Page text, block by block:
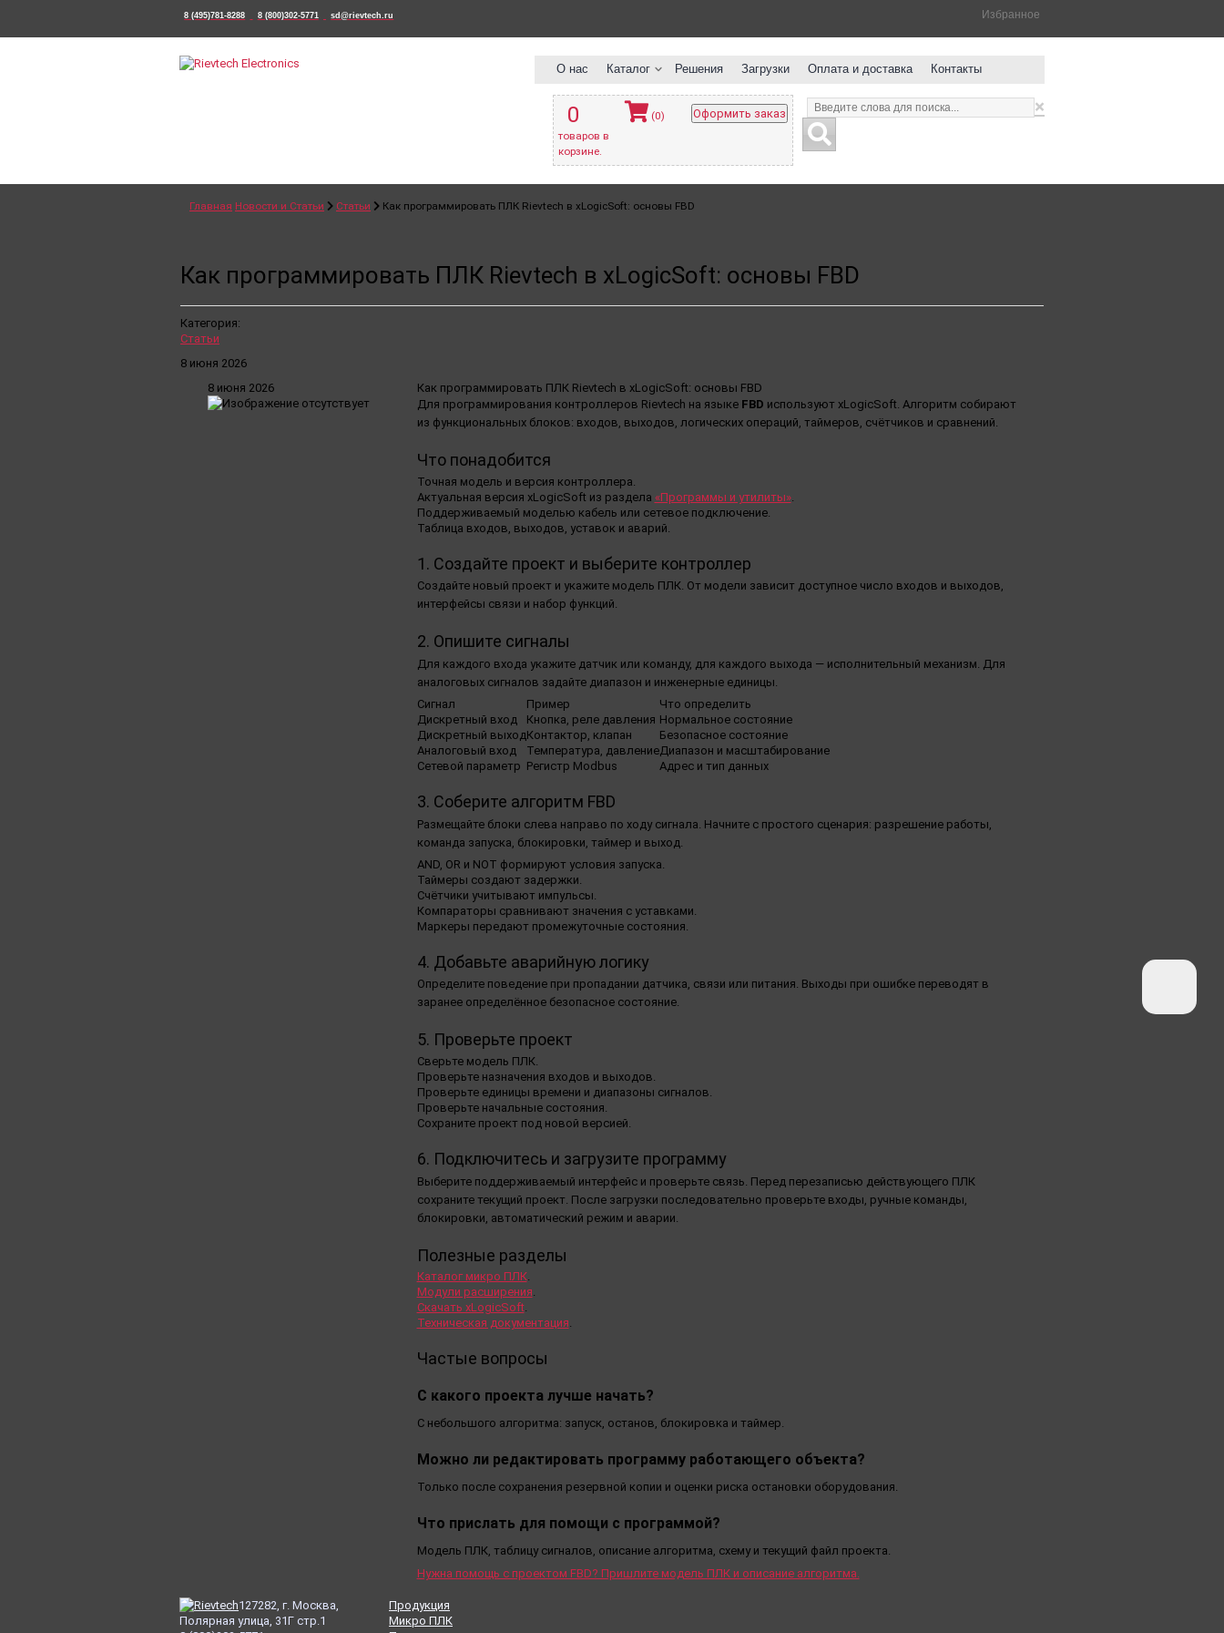
Избранное
8 (495)781-8288 8 (800)302-5771 sd@rievtech.ru
О нас Каталог Решения Загрузки Оплата и доставка Контакты
×
0
товаров в
корзине.
(0) Оформить заказ
Главная Новости и Статьи Статьи Как программировать ПЛК Rievtech в xLogicSoft: основы FBD
Как программировать ПЛК Rievtech в xLogicSoft: основы FBD
Категория:
Статьи
8 июня 2026
8 июня 2026
Как программировать ПЛК Rievtech в xLogicSoft: основы FBD
Для программирования контроллеров Rievtech на языке FBD используют xLogicSoft. Алгоритм собирают
из функциональных блоков: входов, выходов, логических операций, таймеров, счётчиков и сравнений.
Что понадобится
Точная модель и версия контроллера.
Актуальная версия xLogicSoft из раздела «Программы и утилиты».
Поддерживаемый моделью кабель или сетевое подключение.
Таблица входов, выходов, уставок и аварий.
1. Создайте проект и выберите контроллер
Создайте новый проект и укажите модель ПЛК. От модели зависит доступное число входов и выходов,
интерфейсы связи и набор функций.
2. Опишите сигналы
Для каждого входа укажите датчик или команду, для каждого выхода — исполнительный механизм. Для
аналоговых сигналов задайте диапазон и инженерные единицы.
Сигнал
Пример
Что определить
Дискретный вход
Кнопка, реле давления Нормальное состояние
Дискретный выходКонтактор, клапан
Безопасное состояние
Аналоговый вход
Температура, давлениеДиапазон и масштабирование
Сетевой параметр Регистр Modbus Адрес и тип данных
3. Соберите алгоритм FBD
Размещайте блоки слева направо по ходу сигнала. Начните с простого сценария: разрешение работы,
команда запуска, блокировки, таймер и выход.
AND, OR и NOT формируют условия запуска.
Таймеры создают задержки.
Счётчики учитывают импульсы.
Компараторы сравнивают значения с уставками.
Маркеры передают промежуточные состояния.
4. Добавьте аварийную логику
Определите поведение при пропадании датчика, связи или питания. Выходы при ошибке переводят в
заранее определённое безопасное состояние.
5. Проверьте проект
Сверьте модель ПЛК.
Проверьте назначения входов и выходов.
Проверьте единицы времени и диапазоны сигналов.
Проверьте начальные состояния.
Сохраните проект под новой версией.
6. Подключитесь и загрузите программу
Выберите поддерживаемый интерфейс и проверьте связь. Перед перезаписью действующего ПЛК
сохраните текущий проект. После загрузки последовательно проверьте входы, ручные команды,
блокировки, автоматический режим и аварии.
Полезные разделы
Каталог микро ПЛК.
Модули расширения.
Скачать xLogicSoft.
Техническая документация.
Частые вопросы
С какого проекта лучше начать?
С небольшого алгоритма: запуск, останов, блокировка и таймер.
Можно ли редактировать программу работающего объекта?
Только после сохранения резервной копии и оценки риска остановки оборудования.
Что прислать для помощи с программой?
Модель ПЛК, таблицу сигналов, описание алгоритма, схему и текущий файл проекта.
Нужна помощь с проектом FBD? Пришлите модель ПЛК и описание алгоритма.
127282, г. Москва,
Полярная улица, 31Г стр.1
Продукция
Микро ПЛК